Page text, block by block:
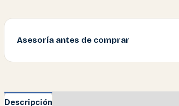
Asesoría antes de comprar
Descripción